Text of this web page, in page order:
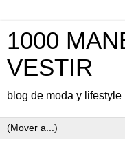
1000
VESTIR
blog de moda y lifestyle